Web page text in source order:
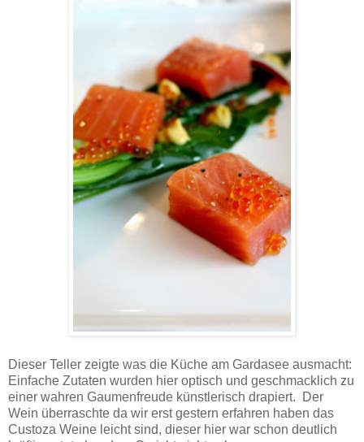
Dieser Teller zeigte was die Küche am Gardasee ausmacht:
Einfache Zutaten wurden hier optisch und geschmacklich zu
einer wahren Gaumenfreude künstlerisch drapiert. Der
Wein überraschte da wir erst gestern erfahren haben das
Custoza Weine leicht sind, dieser hier war schon deutlich